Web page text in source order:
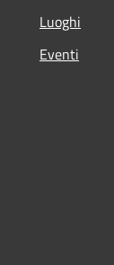
Luoghi
Eventi